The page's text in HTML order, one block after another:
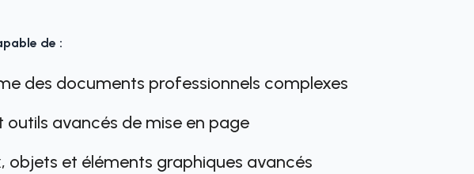
de :
des documents professionnels complexes
outils avancés de mise en page
objets et éléments graphiques avancés